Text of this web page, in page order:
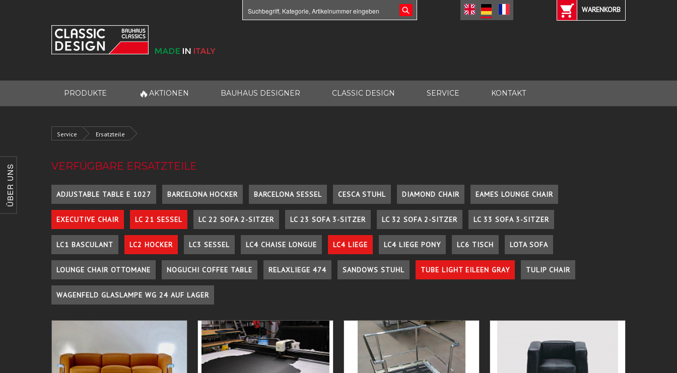
ÜBER UNS
WARENKORB
PRODUKTE 🔥 AKTIONEN BAUHAUS DESIGNER CLASSIC DESIGN SERVICE KONTAKT
Service Ersatzteile
VERFÜGBARE ERSATZTEILE
ADJUSTABLE TABLE E 1027 BARCELONA HOCKER BARCELONA SESSEL CESCA STUHL DIAMOND CHAIR EAMES LOUNGE CHAIR
EXECUTIVE CHAIR LC 21 SESSEL LC 22 SOFA 2-SITZER LC 23 SOFA 3-SITZER LC 32 SOFA 2-SITZER LC 33 SOFA 3-SITZER
LC1 BASCULANT LC2 HOCKER LC3 SESSEL LC4 CHAISE LONGUE LC4 LIEGE LC4 LIEGE PONY LC6 TISCH LOTA SOFA
LOUNGE CHAIR OTTOMANE NOGUCHI COFFEE TABLE RELAXLIEGE 474 SANDOWS STUHL TUBE LIGHT EILEEN GRAY TULIP CHAIR
WAGENFELD GLASLAMPE WG 24 AUF LAGER